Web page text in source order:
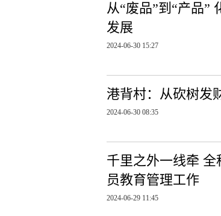
从“废品”到“产品
发展
2024-06-30 15:27
港背村：从砍树发
2024-06-30 08:35
千里之外一线牵
员教育管理工作
2024-06-29 11:45